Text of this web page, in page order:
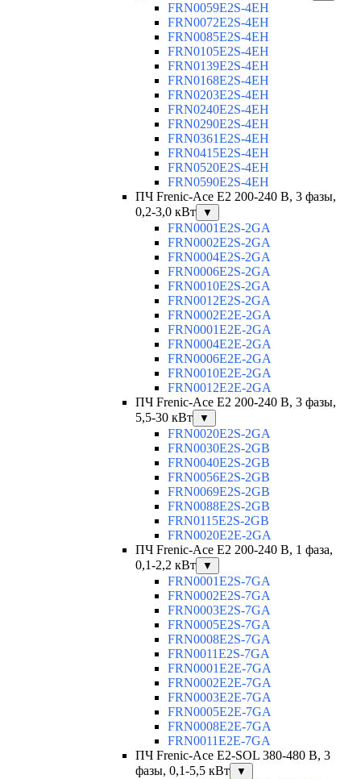
FRN0059E2S-4EH
FRN0072E2S-4EH
FRN0085E2S-4EH
FRN0105E2S-4EH
FRN0139E2S-4EH
FRN0168E2S-4EH
FRN0203E2S-4EH
FRN0240E2S-4EH
FRN0290E2S-4EH
FRN0361E2S-4EH
FRN0415E2S-4EH
FRN0520E2S-4EH
FRN0590E2S-4EH
ПЧ Frenic-Ace E2 200-240 В, 3 фазы,
0,2-3,0 кВт
▼
FRN0001E2S-2GA
FRN0002E2S-2GA
FRN0004E2S-2GA
FRN0006E2S-2GA
FRN0010E2S-2GA
FRN0012E2S-2GA
FRN0002E2E-2GA
FRN0001E2E-2GA
FRN0004E2E-2GA
FRN0006E2E-2GA
FRN0010E2E-2GA
FRN0012E2E-2GA
ПЧ Frenic-Ace E2 200-240 В, 3 фазы,
5,5-30 кВт
▼
FRN0020E2S-2GA
FRN0030E2S-2GB
FRN0040E2S-2GB
FRN0056E2S-2GB
FRN0069E2S-2GB
FRN0088E2S-2GB
FRN0115E2S-2GB
FRN0020E2E-2GA
ПЧ Frenic-Ace E2 200-240 В, 1 фаза,
0,1-2,2 кВт
▼
FRN0001E2S-7GA
FRN0002E2S-7GA
FRN0003E2S-7GA
FRN0005E2S-7GA
FRN0008E2S-7GA
FRN0011E2S-7GA
FRN0001E2E-7GA
FRN0002E2E-7GA
FRN0003E2E-7GA
FRN0005E2E-7GA
FRN0008E2E-7GA
FRN0011E2E-7GA
ПЧ Frenic-Ace E2-SOL 380-480 В, 3
фазы, 0,1-5,5 кВт
▼